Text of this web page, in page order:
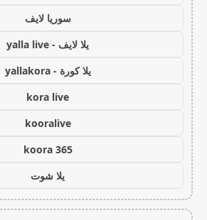
سوريا لايف
يلا لايف - yalla live
يلا كورة - yallakora
kora live
kooralive
koora 365
يلا شوت